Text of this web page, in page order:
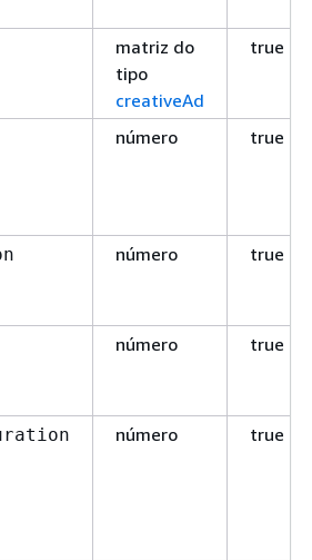
matriz do
tipo
creativeAd
true
número true
número true
número true
número true